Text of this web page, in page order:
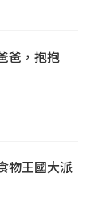
爸，抱抱
物王國大派